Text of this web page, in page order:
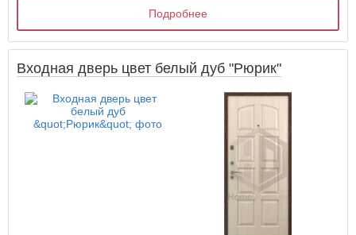
Подробнее
Входная дверь цвет белый дуб "Рюрик"